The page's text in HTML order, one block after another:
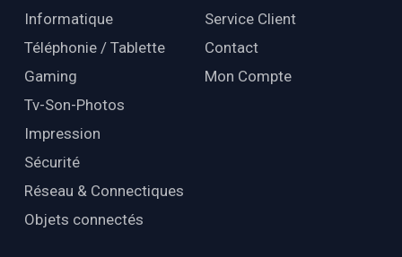
Informatique
Téléphonie / Tablette
Gaming
Tv-Son-Photos
Impression
Sécurité
Réseau & Connectiques
Objets connectés
Service Client
Contact
Mon Compte